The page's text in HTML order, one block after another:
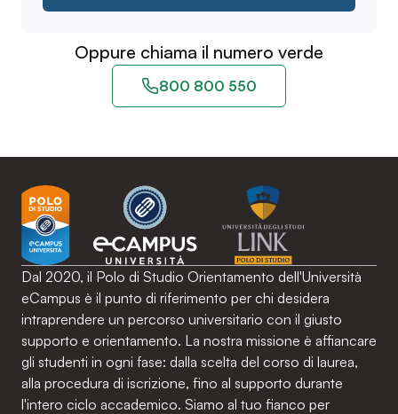
Oppure chiama il numero verde
800 800 550
Dal 2020, il Polo di Studio Orientamento dell'Università
eCampus è il punto di riferimento per chi desidera
intraprendere un percorso universitario con il giusto
supporto e orientamento. La nostra missione è affiancare
gli studenti in ogni fase: dalla scelta del corso di laurea,
alla procedura di iscrizione, fino al supporto durante
l'intero ciclo accademico. Siamo al tuo fianco per